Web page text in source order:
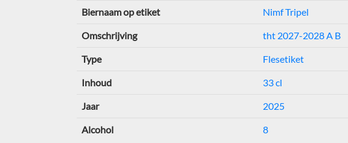
Biernaam op etiket Nimf Tripel
Omschrijving tht 2027-2028 A B
Type Flesetiket
Inhoud 33 cl
Jaar 2025
Alcohol 8